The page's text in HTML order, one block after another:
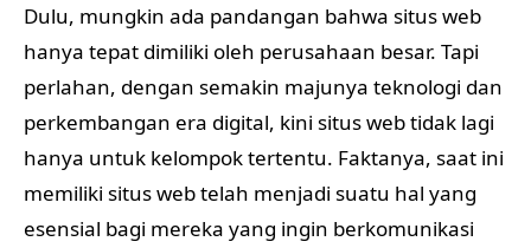
Dulu, mungkin ada pandangan bahwa situs web
hanya tepat dimiliki oleh perusahaan besar. Tapi
perlahan, dengan semakin majunya teknologi dan
perkembangan era digital, kini situs web tidak lagi
hanya untuk kelompok tertentu. Faktanya, saat ini
memiliki situs web telah menjadi suatu hal yang
esensial bagi mereka yang ingin berkomunikasi